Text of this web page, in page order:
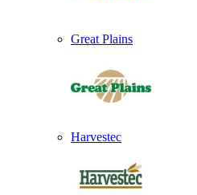
Great Plains
Harvestec